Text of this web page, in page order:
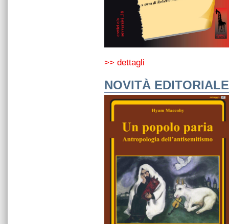
>> dettagli
NOVITÀ